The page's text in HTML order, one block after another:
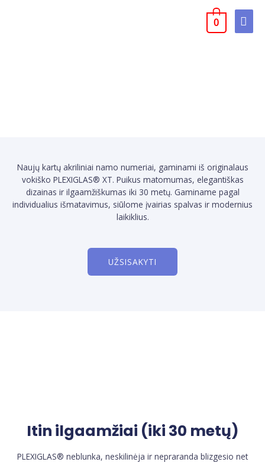
0
Naujų kartų akriliniai namo numeriai, gaminami iš originalaus
vokiško PLEXIGLAS® XT. Puikus matomumas, elegantiškas
dizainas ir ilgaamžiškumas iki 30 metų. Gaminame pagal
individualius išmatavimus, siūlome įvairias spalvas ir modernius
laikiklius.
UŽSISAKYTI
Itin ilgaamžiai (iki 30 metų)
PLEXIGLAS® neblunka, neskilinėja ir nepraranda blizgesio net